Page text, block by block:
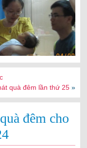
quà đêm lần thứ 25»
đêm cho